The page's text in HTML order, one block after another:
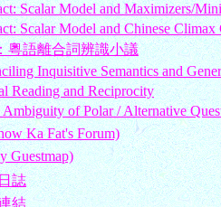
Scalar Model and Maximizers/
Scalar Model and Chinese Climax
粵語離合詞辨識小議
Inquisitive Semantics and
Reading and Reciprocity
Ambiguity of Polar / Alternative
Ka Fat's Forum)
Guestmap)
誌
結